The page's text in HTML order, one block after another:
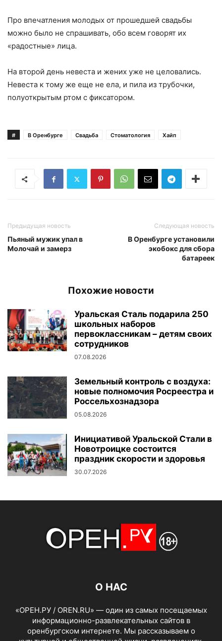
Про впечатления молодых от прошедшей свадьбы
можно было не спрашивать, обо всем говорят их
«радостные» лица.
На второй день невеста и жених уже не целовались.
Невеста к тому же еще не ела, и пила из трубочки,
полуоткрытым ртом с фиксатором.
# В Оренбурге Свадьба Стоматология Хайп
Предыдущая новость
Пьяный мужик упал в
Молочай и замерз
Следующая новость
В Оренбурге установили
экобокс для сбора
батареек
Похожие новости
Уральская Сталь подарила 250
школьных наборов
первоклассникам – детям своих
сотрудников
07.08.2026
Земельный контроль с воздуха:
новые полномочия Росреестра и
Россельхознадзора
05.08.2026
Инициативой Уральской Стали в
Новотроицке состоится
праздник скорости и здоровья
30.07.2026
О НАС
«ОРЕН.РУ / OREN.RU» — один из самых посещаемых
информационно-развлекательных сайтов в
оренбургском интернете. Мы рассказываем о